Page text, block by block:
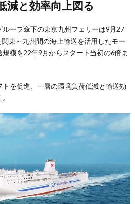
減と効率向上図る
ループ傘下の東京九州フェリーは9月27
東～九州間の海上輸送を活用したモー
模を22年9⽉からスタート当初の6倍ま
を促進、一層の環境負荷低減と輸送効